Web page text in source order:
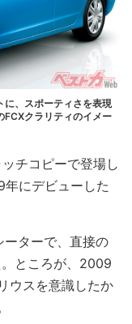
に、スポーティさを表現
FCXクラリティのイメー
チコピーで登場し
にデビューした
ターで、直接の
ところが、2009
ウスを意識したか